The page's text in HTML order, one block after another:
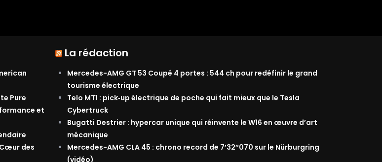
Pure
et
des
La rédaction
Mercedes-AMG GT 53 Coupé 4 portes : 544 ch pour redéfinir le grand
tourisme électrique
Telo MT1 : pick‑up électrique de poche qui fait mieux que le Tesla
Cybertruck
Bugatti Destrier : hypercar unique qui réinvente le W16 en œuvre d’art
mécanique
Mercedes-AMG CLA 45 : chrono record de 7’32″070 sur le Nürburgring
(vidéo)